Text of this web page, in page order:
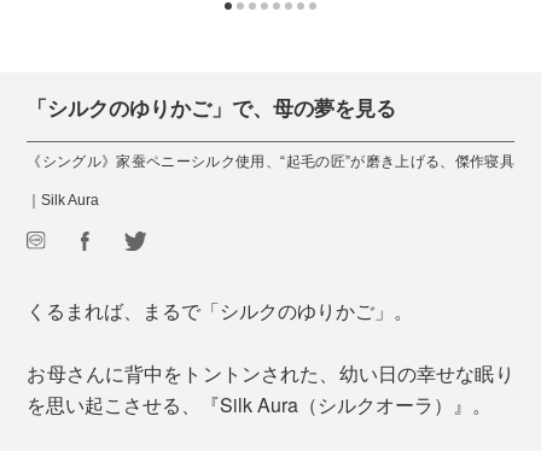
「シルクのゆりかご」で、母の夢を見る
《シングル》家蚕ペニーシルク使用、“起毛の匠”が磨き上げる、傑作寝具
｜Silk Aura
くるまれば、まるで「シルクのゆりかご」。
お母さんに背中をトントンされた、幼い日の幸せな眠り
を思い起こさせる、『Silk Aura（シルクオーラ）』。